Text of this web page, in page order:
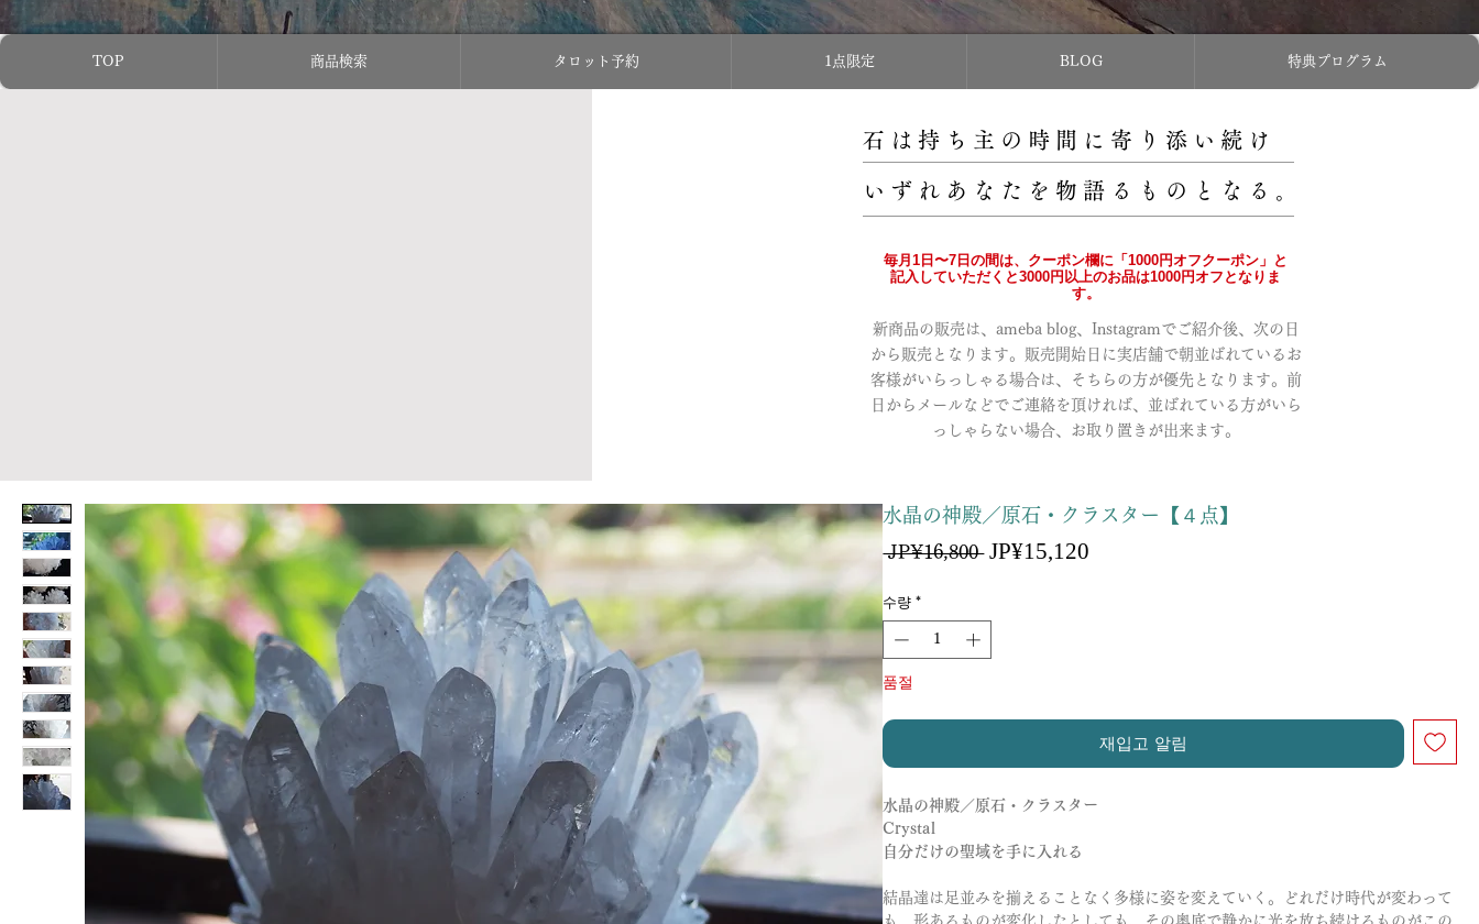
TOP 商品検索 タロット予約 1点限定 BLOG 特典プログラム
石は持ち主の時間に寄り添い続け
いずれあなたを物語るものとなる。
毎月1日〜7日の間は、クーポン欄に「1000円オフクーポン」と
記入していただくと3000円以上のお品は1000円オフとなりま
す。
新商品の販売は、ameba blog、Instagramでご紹介後、次の日
から販売となります。販売開始日に実店舗で朝並ばれているお
客様がいらっしゃる場合は、そちらの方が優先となります。前
日からメールなどでご連絡を頂ければ、並ばれている方がいら
っしゃらない場合、お取り置きが出来ます。
水晶の神殿／原石・クラスター【４点】
JP¥16,800 일
JP¥15,120
수량 *
품절
재입고 알림
水晶の神殿／原石・クラスター
Crystal
自分だけの聖域を手に入れる
結晶達は足並みを揃えることなく多様に姿を変えていく。どれだけ時代が変わって